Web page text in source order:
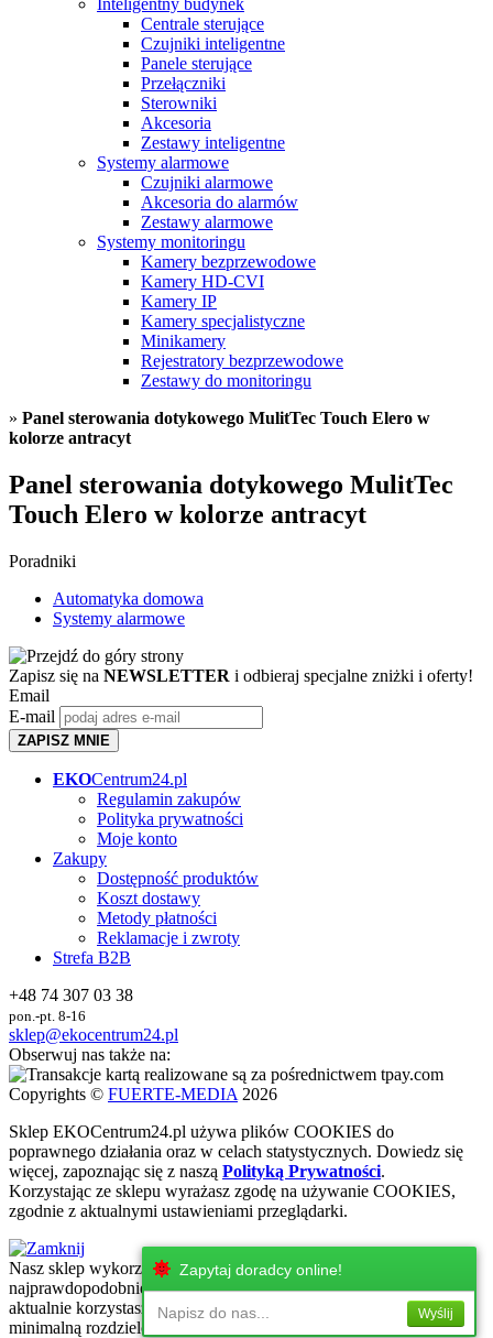
Inteligentny budynek
Centrale sterujące
Czujniki inteligentne
Panele sterujące
Przełączniki
Sterowniki
Akcesoria
Zestawy inteligentne
Systemy alarmowe
Czujniki alarmowe
Akcesoria do alarmów
Zestawy alarmowe
Systemy monitoringu
Kamery bezprzewodowe
Kamery HD-CVI
Kamery IP
Kamery specjalistyczne
Minikamery
Rejestratory bezprzewodowe
Zestawy do monitoringu
» Panel sterowania dotykowego MulitTec Touch Elero w
kolorze antracyt
Panel sterowania dotykowego MulitTec
Touch Elero w kolorze antracyt
Poradniki
Automatyka domowa
Systemy alarmowe
Zapisz się na NEWSLETTER i odbieraj specjalne zniżki i oferty!
Email
E-mail
ZAPISZ MNIE
EKOCentrum24.pl
Regulamin zakupów
Polityka prywatności
Moje konto
Zakupy
Dostępność produktów
Koszt dostawy
Metody płatności
Reklamacje i zwroty
Strefa B2B
+48 74 307 03 38
pon.-pt. 8-16
sklep@ekocentrum24.pl
Obserwuj nas także na:
Copyrights © FUERTE-MEDIA 2026
Sklep EKOCentrum24.pl używa plików COOKIES do
poprawnego działania oraz w celach statystycznych. Dowiedz się
więcej, zapoznając się z naszą Polityką Prywatności.
Korzystając ze sklepu wyrażasz zgodę na używanie COOKIES,
zgodnie z aktualnymi ustawieniami przeglądarki.
Nasz sklep wykorzystuje najnowsze technologie internetowe, które
najprawdopodobniej nie są wspierane przez urżadzenie, z którego
aktualnie korzystasz. Zachęcamy do korzystania z urzadzeń z
minimalną rozdzielczością ekranu 320 px!
Zapytaj doradcy online!
Napisz do nas... Wyślij